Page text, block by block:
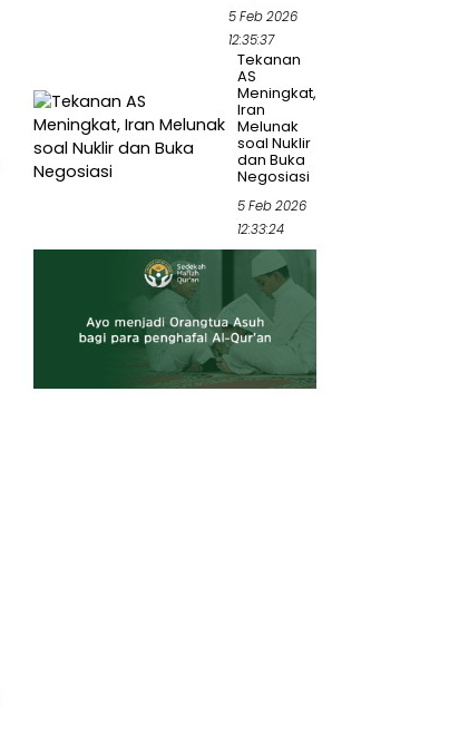
5 Feb 2026
12:35:37
Tekanan
AS
Meningkat,
Iran
Melunak
soal Nuklir
dan Buka
Negosiasi
5 Feb 2026
12:33:24